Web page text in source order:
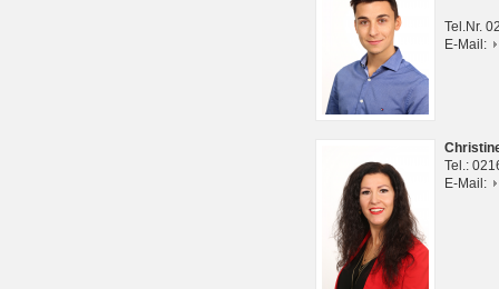
Tel.Nr.
E-Mail:
Tel.:
E-Mail: